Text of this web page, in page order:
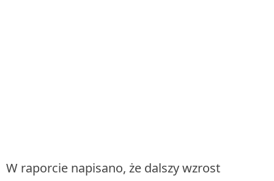
W raporcie napisano, że dalszy wzrost